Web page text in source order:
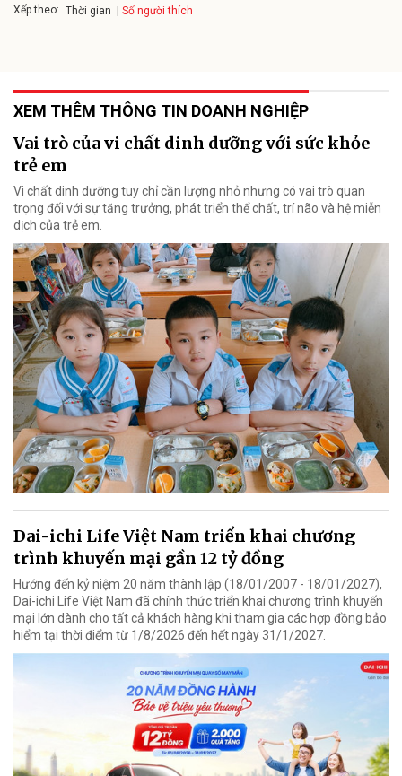
Xếp theo: Thời gian Số người thích
XEM THÊM THÔNG TIN DOANH NGHIỆP
Vai trò của vi chất dinh dưỡng với sức khỏe
trẻ em
Vi chất dinh dưỡng tuy chỉ cần lượng nhỏ nhưng có vai trò quan
trọng đối với sự tăng trưởng, phát triển thể chất, trí não và hệ miễn
dịch của trẻ em.
Dai-ichi Life Việt Nam triển khai chương
trình khuyến mại gần 12 tỷ đồng
Hướng đến kỷ niệm 20 năm thành lập (18/01/2007 - 18/01/2027),
Dai-ichi Life Việt Nam đã chính thức triển khai chương trình khuyến
mại lớn dành cho tất cả khách hàng khi tham gia các hợp đồng bảo
hiểm tại thời điểm từ 1/8/2026 đến hết ngày 31/1/2027.